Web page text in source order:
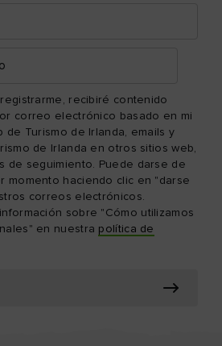
recibiré contenido
correo electrónico basado en mi
de Turismo de Irlanda, emails y
de Irlanda en otros sitios web,
de seguimiento. Puede darse de
momento haciendo clic en "darse
correos electrónicos.
sobre "Cómo utilizamos
en nuestra política de